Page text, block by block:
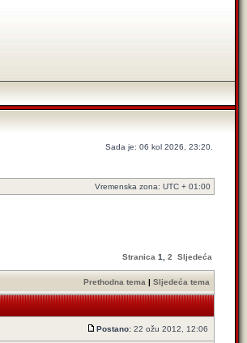
Sada je: 06 kol 2026, 23:20.
Vremenska zona: UTC + 01:00
Stranica 1 2 Sljedeća
Prethodna tema | Sljedeća tema
Postano: 22 ožu 2012, 12:06